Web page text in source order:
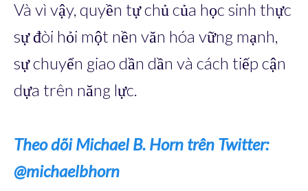
Và vì vậy, quyền tự chủ của học sinh thực
sự đòi hỏi một nền văn hóa vững mạnh,
sự chuyển giao dần dần và cách tiếp cận
dựa trên năng lực.
Theo dõi Michael B. Horn trên Twitter:
@michaelbhorn